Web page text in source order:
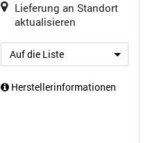
Lieferung an Standort
aktualisieren
Auf die Liste
Herstellerinformationen